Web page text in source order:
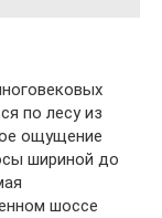
по лесу из
ощущение
шириной до
шоссе